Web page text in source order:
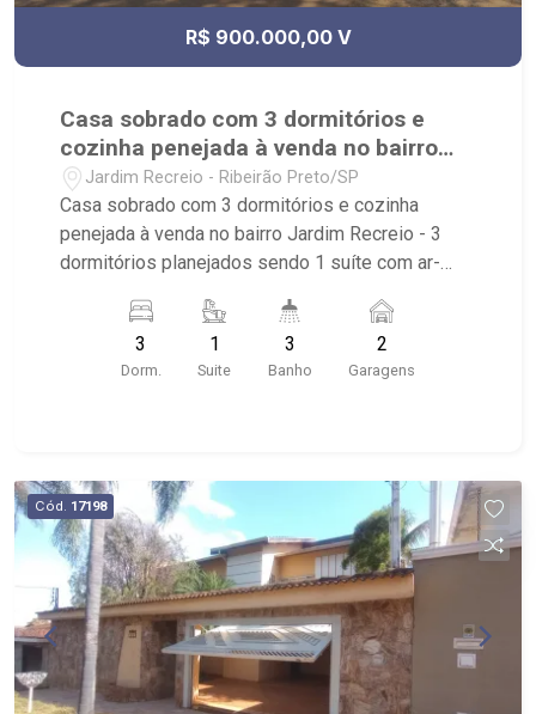
R$ 900.000,00 V
Casa sobrado com 3 dormitórios e
cozinha penejada à venda no bairro
Jardim Recreio
Jardim Recreio - Ribeirão Preto/SP
Casa sobrado com 3 dormitórios e cozinha
penejada à venda no bairro Jardim Recreio - 3
dormitórios planejados sendo 1 suíte com ar-
escritório; - cozinha tradicional planejada; -
varanda gourmet; - jardim área verde; - 3
banheiros com armários, box e espelho; - lavabo;
3
Dorm.
1
Suite
3
Banho
2
Garagens
Cód. 17198